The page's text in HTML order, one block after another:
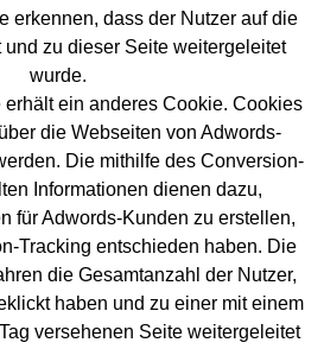
erkennen, dass der Nutzer auf die
zu dieser Seite weitergeleitet
wurde.
ein anderes Cookie. Cookies
die Webseiten von Adwords-
Die mithilfe des Conversion-
Informationen dienen dazu,
für Adwords-Kunden zu erstellen,
Tracking entschieden haben. Die
die Gesamtanzahl der Nutzer,
haben und zu einer mit einem
versehenen Seite weitergeleitet